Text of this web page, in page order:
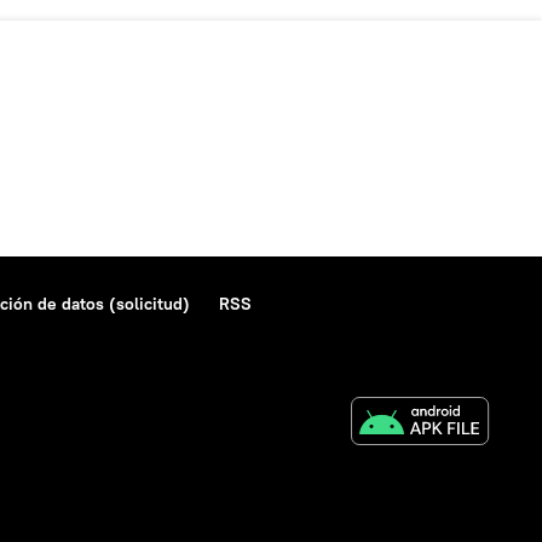
de datos (solicitud) RSS